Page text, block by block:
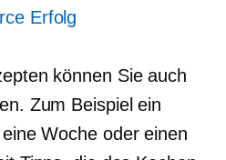
Erfolg
können Sie auch
Zum Beispiel ein
Woche oder einen